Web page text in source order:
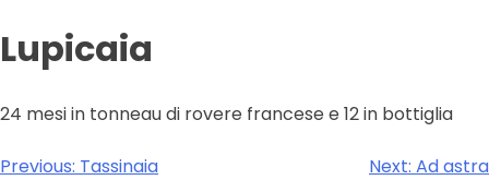
Lupicaia
24 mesi in tonneau di rovere francese e 12 in bottiglia
Navigazione
Previous: Tassinaia Next: Ad astra